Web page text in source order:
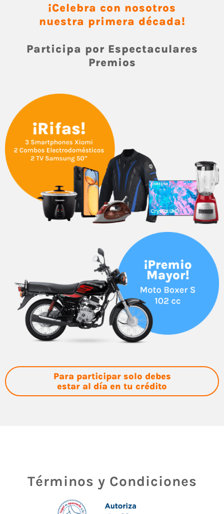
¡Celebra con nosotros
nuestra primera década!
Participa por Espectaculares
Premios
Para participar solo debes
estar al día en tu crédito
Términos y Condiciones